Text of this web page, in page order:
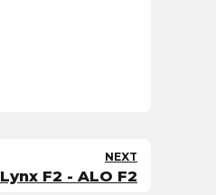
NEXT
Lynx F2 - ALO F2